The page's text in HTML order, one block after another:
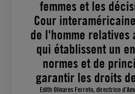
femmes et les
Cour
de l'homme relatives
qui établissent un
normes et de
garantir les droits
Edith Olivares Ferreto, directrice